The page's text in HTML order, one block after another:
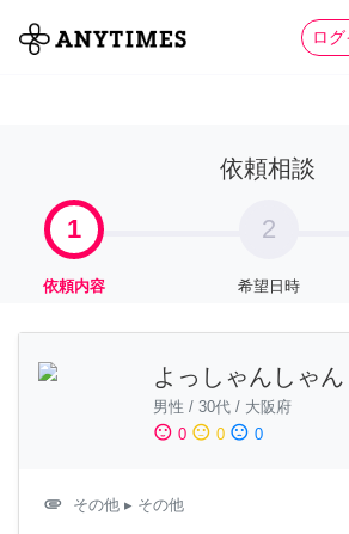
ロ
全て 家
依頼相談
1
依頼内容
2
希望日時
よっしゃんしゃん
男性 / 30代 / 大阪府
sentiment_satisfied 0 sentiment_neutral 0 sentiment_dissatisfied 0
attachment その他 ▸ その他